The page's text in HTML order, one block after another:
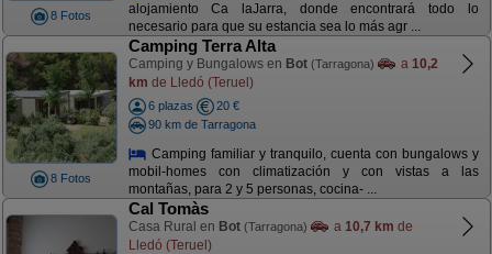
8 Fotos
alojamiento Ca laJarra, donde encontrará todo lo
necesario para que su estancia sea lo más agr ...
8 Fotos
Camping Terra Alta
Camping y Bungalows en Bot (Tarragona) a 10,2
km de Lledó (Teruel)
6 plazas
20 €
90 km de Tarragona
Camping familiar y tranquilo, cuenta con bungalows y
mobil-homes con climatización y con vistas a las
montañas, para 2 y 5 personas, cocina- ...
Cal Tomàs
Casa Rural en Bot (Tarragona) a 10,7 km de
Lledó (Teruel)